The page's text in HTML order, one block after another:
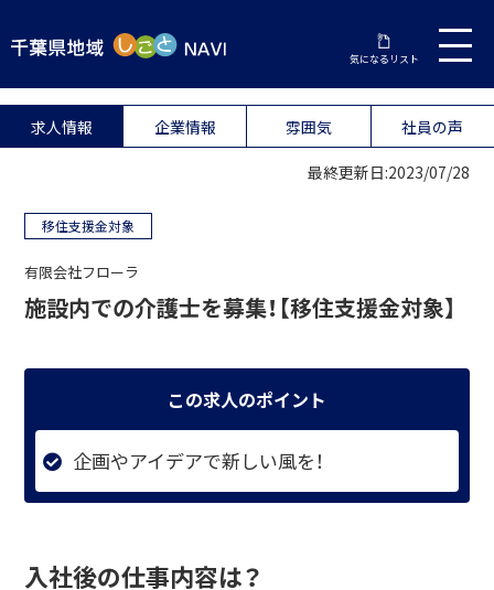
気になるリスト
求人情報 企業情報 雰囲気 社員の声
最終更新日:2023/07/28
移住支援金対象
有限会社フローラ
施設内での介護士を募集！【移住支援金対象】
この求人のポイント
企画やアイデアで新しい風を！
入社後の仕事内容は？